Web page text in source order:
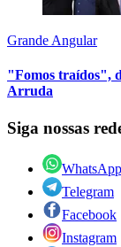
Grande Angular
"Fomos traídos",
Arruda
Siga nossas
WhatsApp
Telegram
Facebook
Instagram